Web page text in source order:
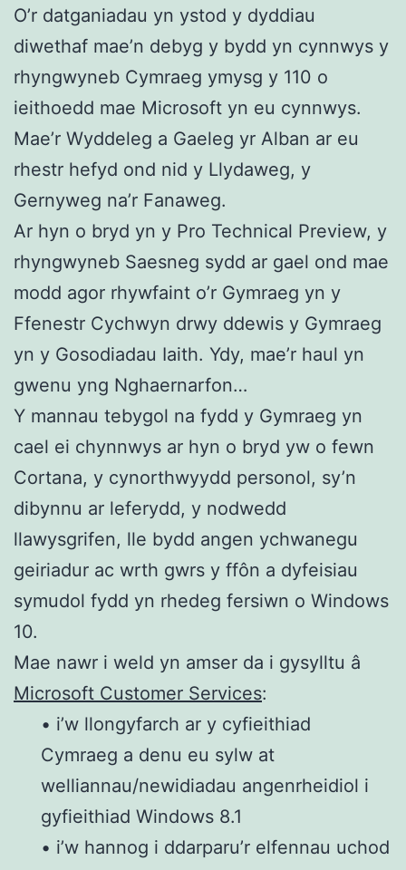
O’r datganiadau yn ystod y dyddiau
diwethaf mae’n debyg y bydd yn cynnwys y
rhyngwyneb Cymraeg ymysg y 110 o
ieithoedd mae Microsoft yn eu cynnwys.
Mae’r Wyddeleg a Gaeleg yr Alban ar eu
rhestr hefyd ond nid y Llydaweg, y
Gernyweg na’r Fanaweg.
Ar hyn o bryd yn y Pro Technical Preview, y
rhyngwyneb Saesneg sydd ar gael ond mae
modd agor rhywfaint o’r Gymraeg yn y
Ffenestr Cychwyn drwy ddewis y Gymraeg
yn y Gosodiadau Iaith. Ydy, mae’r haul yn
gwenu yng Nghaernarfon…
Y mannau tebygol na fydd y Gymraeg yn
cael ei chynnwys ar hyn o bryd yw o fewn
Cortana, y cynorthwyydd personol, sy’n
dibynnu ar leferydd, y nodwedd
llawysgrifen, lle bydd angen ychwanegu
geiriadur ac wrth gwrs y ffôn a dyfeisiau
symudol fydd yn rhedeg fersiwn o Windows
10.
Mae nawr i weld yn amser da i gysylltu â
Microsoft Customer Services:
• i’w llongyfarch ar y cyfieithiad
Cymraeg a denu eu sylw at
welliannau/newidiadau angenrheidiol i
gyfieithiad Windows 8.1
• i’w hannog i ddarparu’r elfennau uchod